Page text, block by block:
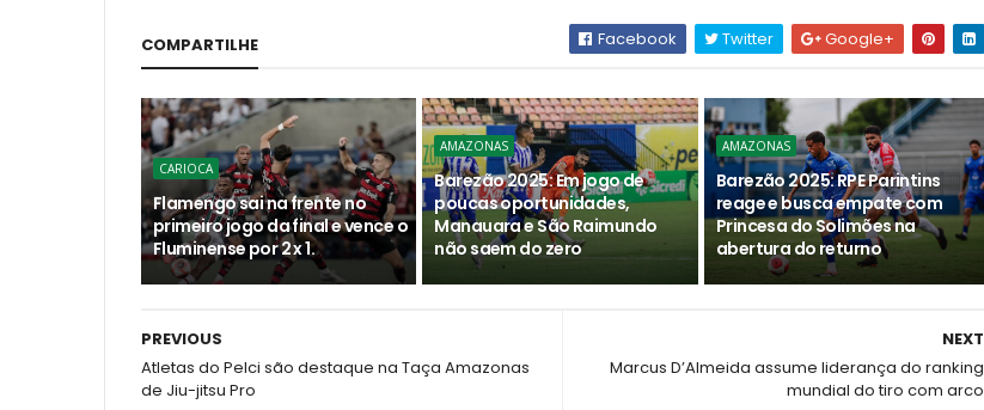
COMPARTILHE Facebook Twitter Google+
CARIOCA
Flamengo sai na frente no
primeiro jogo da final e vence o
Fluminense por 2 x 1.
AMAZONAS
Barezão 2025: Em jogo de
poucas oportunidades,
Manauara e São Raimundo
não saem do zero
AMAZONAS
Barezão 2025: RPE Parintins
reage e busca empate com
Princesa do Solimões na
abertura do returno
NEXT
Marcus D’Almeida assume liderança do ranking
mundial do tiro com arco
PREVIOUS
Atletas do Pelci são destaque na Taça Amazonas
de Jiu-jitsu Pro